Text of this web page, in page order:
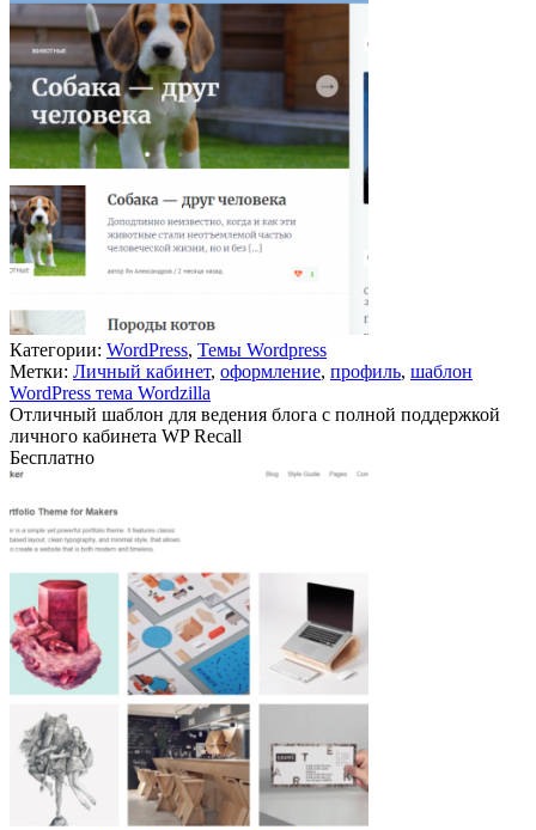
Категории: WordPress, Темы Wordpress
Метки: Личный кабинет, оформление, профиль, шаблон
WordPress тема Wordzilla
Отличный шаблон для ведения блога с полной поддержкой
личного кабинета WP Recall
Бесплатно